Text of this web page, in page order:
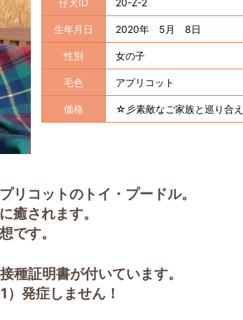
生年月日 2020年 5月 8日
性別 女の子
毛色 アプリコット
価格 ☆彡素敵なご家族と巡り合え
リコットのトイ・プードル。
癒されます。
です。
種証明書が付いています。
発症しません！